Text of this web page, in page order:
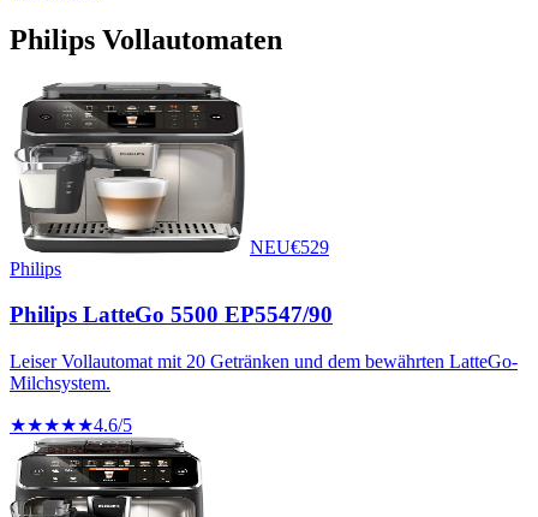
Philips Vollautomaten
NEU€529
Philips
Philips LatteGo 5500 EP5547/90
Leiser Vollautomat mit 20 Getränken und dem bewährten LatteGo-
Milchsystem.
★★★★★4.6/5